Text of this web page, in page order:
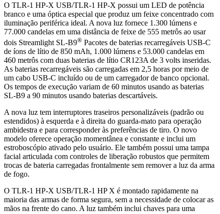
O TLR-1 HP-X USB/TLR-1 HP-X possui um LED de potência
branco e uma óptica especial que produz um feixe concentrado com
iluminação periférica ideal. A nova luz fornece 1.300 lúmens e
77.000 candelas em uma distância de feixe de 555 metrôs ao usar
dois Streamlight SL-B9® Pacotes de baterias recarregáveis USB-C
de íons de lítio de 850 mAh, 1.000 lúmens e 53.000 candelas em
460 metrôs com duas baterias de lítio CR123A de 3 volts inseridas.
As baterias recarregáveis são carregadas em 2,5 horas por meio de
um cabo USB-C incluído ou de um carregador de banco opcional.
Os tempos de execução variam de 60 minutos usando as baterias
SL-B9 a 90 minutos usando baterias descartáveis.
A nova luz tem interruptores traseiros personalizáveis (padrão ou
estendidos) à esquerda e à direita do guarda-mato para operação
ambidestra e para corresponder às preferências de tiro. O novo
modelo oferece operação momentânea e constante e inclui um
estroboscópio ativado pelo usuário. Ele também possui uma tampa
facial articulada com controles de liberação robustos que permitem
trocas de bateria carregadas frontalmente sem remover a luz da arma
de fogo.
O TLR-1 HP-X USB/TLR-1 HP X é montado rapidamente na
maioria das armas de forma segura, sem a necessidade de colocar as
mãos na frente do cano. A luz também inclui chaves para uma